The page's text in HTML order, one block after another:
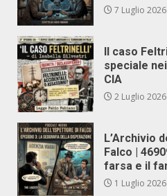
7 Luglio 2026
Il caso
speciale
CIA
2 Luglio 2026
L’Archivio
Falco |
farsa e il
1 Luglio 2026